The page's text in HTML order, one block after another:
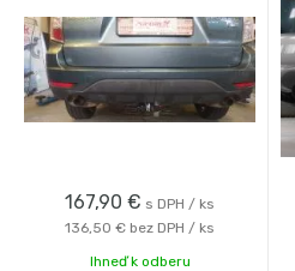
167,90 € s DPH / ks
136,50 € bez DPH / ks
Ihneď k odberu